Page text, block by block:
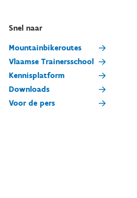
Snel naar
Mountainbikeroutes
Vlaamse Trainersschool
Kennisplatform
Downloads
Voor de pers